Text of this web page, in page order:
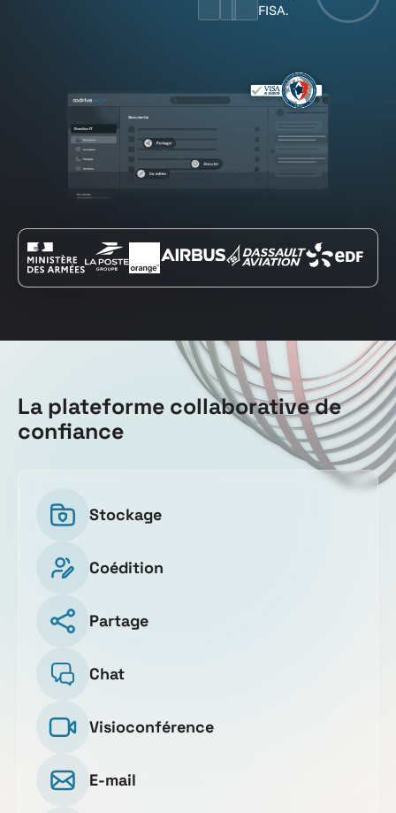
FISA.
La plateforme collaborative de
confiance
Stockage
Coédition
Partage
Chat
Visioconférence
E-mail